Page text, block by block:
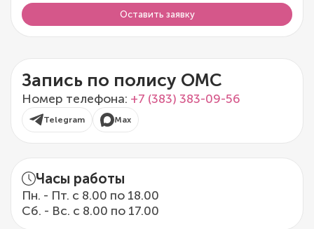
Оставить заявку
Запись по полису ОМС
Номер телефона: +7 (383) 383-09-56
Telegram Max
Часы работы
Пн. - Пт. с 8.00 по 18.00
Сб. - Вс. с 8.00 по 17.00